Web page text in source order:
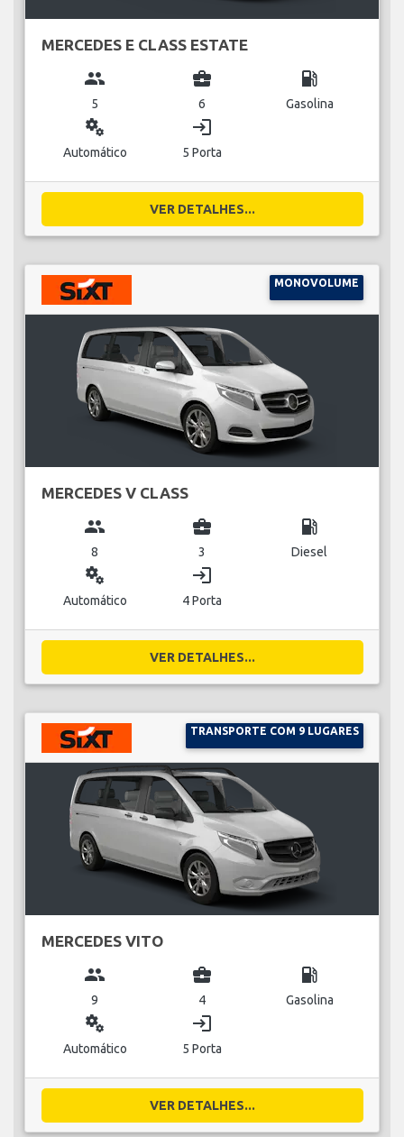
MERCEDES E CLASS ESTATE
group
5
business_center
6
local_gas_station
Gasolina
miscellaneous_services
Automático
login
5 Porta
VER DETALHES...
MONOVOLUME
MERCEDES V CLASS
group
8
business_center
3
local_gas_station
Diesel
miscellaneous_services
Automático
login
4 Porta
VER DETALHES...
TRANSPORTE COM 9 LUGARES
MERCEDES VITO
group
9
business_center
4
local_gas_station
Gasolina
miscellaneous_services
Automático
login
5 Porta
VER DETALHES...